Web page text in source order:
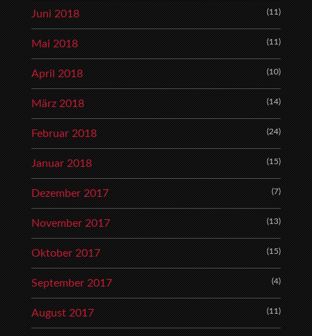
Juni 2018 (11)
Mai 2018 (11)
April 2018 (10)
März 2018 (14)
Februar 2018 (24)
Januar 2018 (15)
Dezember 2017 (7)
November 2017 (13)
Oktober 2017 (15)
September 2017 (4)
August 2017 (11)